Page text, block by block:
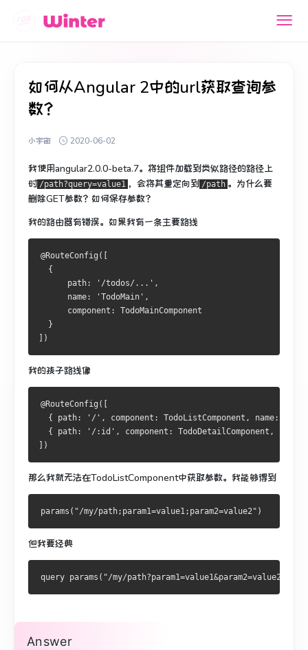
如何从Angular 2中的url获取查询参
数？
小宇宙 2020-06-02
我使用angular2.0.0-beta.7。 将组件加载到类似路径的路径上
时 /path?query=value1 ，会将其重定向到 /path 。 为什么要
删除GET参数？ 如何保存参数？
我的路由器有错误。 如果我有一条主要路线
@RouteConfig ([
{
      path
: '/todos/...' ,
      name
: 'TodoMain' ,
      component
:
TodoMainComponent
}
])
我的孩子路线像
@RouteConfig ([
{
path: '/' , component : TodoListComponent , name:
{
path: '/:id' , component : TodoDetailComponent ,
])
那么我就无法在TodoListComponent中获取参数。 我能够得到
params ( "/my/path;param1=value1;param2=value2" )
但我要经典
query params ( "/my/path?param1=value1&param2=value2"
Answer